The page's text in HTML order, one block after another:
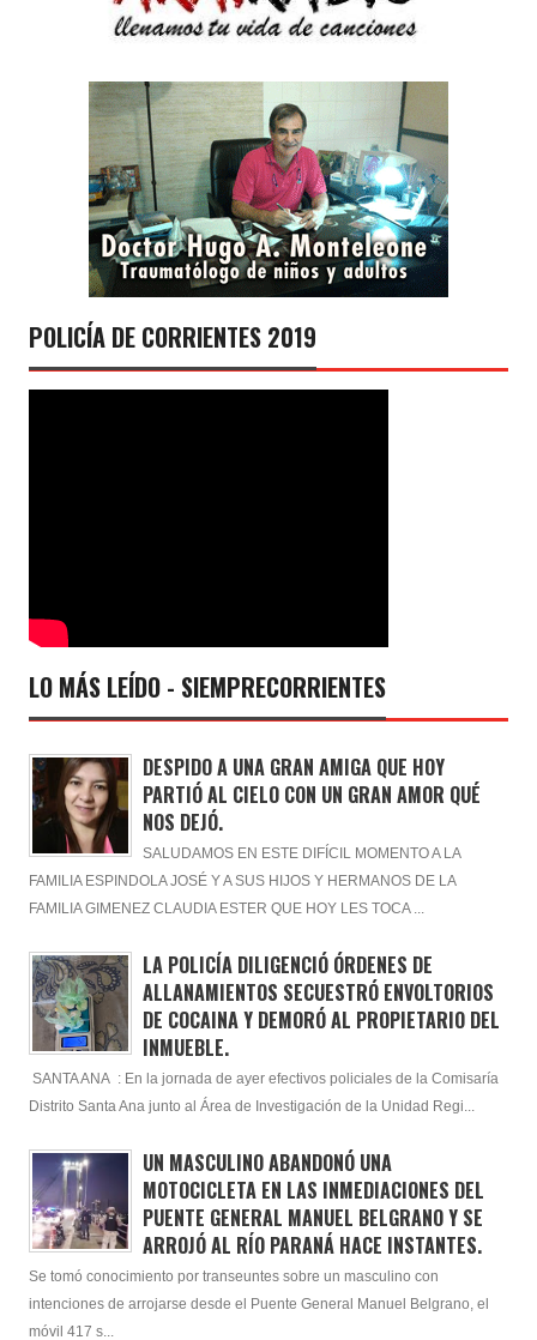
POLICÍA DE CORRIENTES 2019
LO MÁS LEÍDO - SIEMPRECORRIENTES
DESPIDO A UNA GRAN AMIGA QUE HOY
PARTIÓ AL CIELO CON UN GRAN AMOR QUÉ
NOS DEJÓ.
SALUDAMOS EN ESTE DIFÍCIL MOMENTO A LA
FAMILIA ESPINDOLA JOSÉ Y A SUS HIJOS Y HERMANOS DE LA
FAMILIA GIMENEZ CLAUDIA ESTER QUE HOY LES TOCA ...
LA POLICÍA DILIGENCIÓ ÓRDENES DE
ALLANAMIENTOS SECUESTRÓ ENVOLTORIOS
DE COCAINA Y DEMORÓ AL PROPIETARIO DEL
INMUEBLE.
SANTA ANA : En la jornada de ayer efectivos policiales de la Comisaría
Distrito Santa Ana junto al Área de Investigación de la Unidad Regi...
UN MASCULINO ABANDONÓ UNA
MOTOCICLETA EN LAS INMEDIACIONES DEL
PUENTE GENERAL MANUEL BELGRANO Y SE
ARROJÓ AL RÍO PARANÁ HACE INSTANTES.
Se tomó conocimiento por transeuntes sobre un masculino con
intenciones de arrojarse desde el Puente General Manuel Belgrano, el
móvil 417 s...